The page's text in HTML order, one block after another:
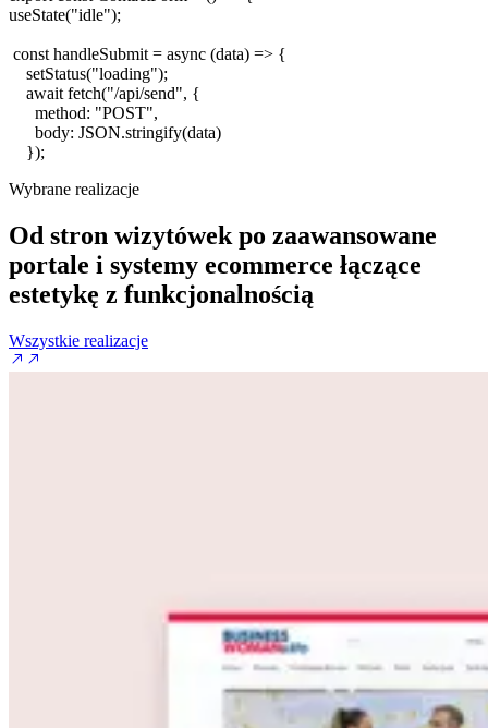
useState("idle");
const handleSubmit= async (data) => {
setStatus("loading");
await fetch("/api/send", {
method: "POST",
body: JSON.stringify(data)
});
Wybrane realizacje
Od stron wizytówek po zaawansowane
portale i systemy ecommerce łączące
estetykę z funkcjonalnością
Wszystkie realizacje